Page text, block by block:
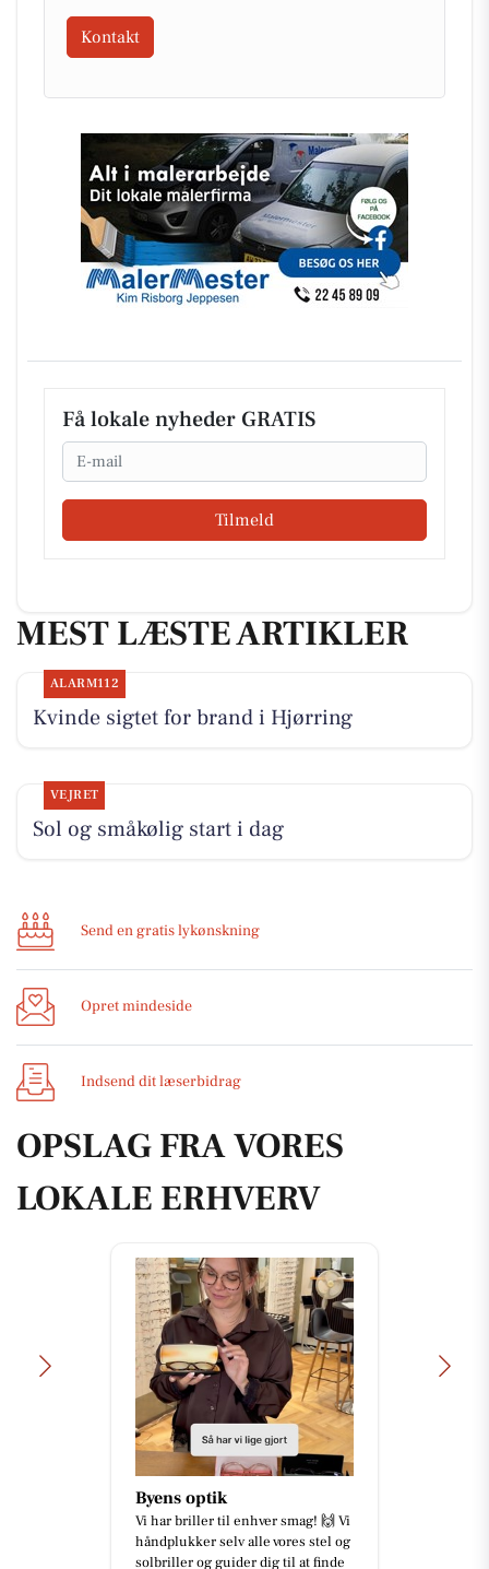
Kontakt
Få lokale nyheder GRATIS
Email
Tilmeld
MEST LÆSTE ARTIKLER
ALARM112
Kvinde sigtet for brand i Hjørring
VEJRET
Sol og småkølig start i dag
Send en gratis lykønskning
Opret mindeside
Indsend dit læserbidrag
OPSLAG FRA VORES
LOKALE ERHVERV
Byens optik
Vi har briller til enhver smag! 🙌 Vi
håndplukker selv alle vores stel og
solbriller og guider dig til at finde